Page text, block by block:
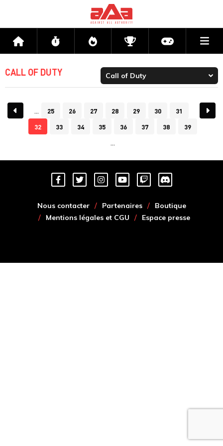
Accueil Flux Directs CompétitionsActu jeux
CALL OF DUTY
25 26 27 28 29 30
31
32
33 34 35 36 37 38 39
Nous contacter Partenaires
Boutique
Mentions légales et CGU
Espace presse